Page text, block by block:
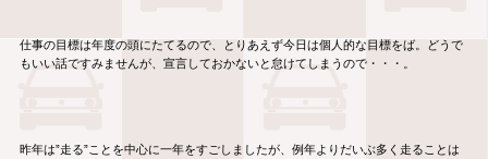
仕事の目標は年度の頭にたてるので、とりあえず今日は個人的な目標をば。どうで
もいい話ですみませんが、宣言しておかないと怠けてしまうので・・・。
昨年は”走る”ことを中心に一年をすごしましたが、例年よりだいぶ多く走ることは